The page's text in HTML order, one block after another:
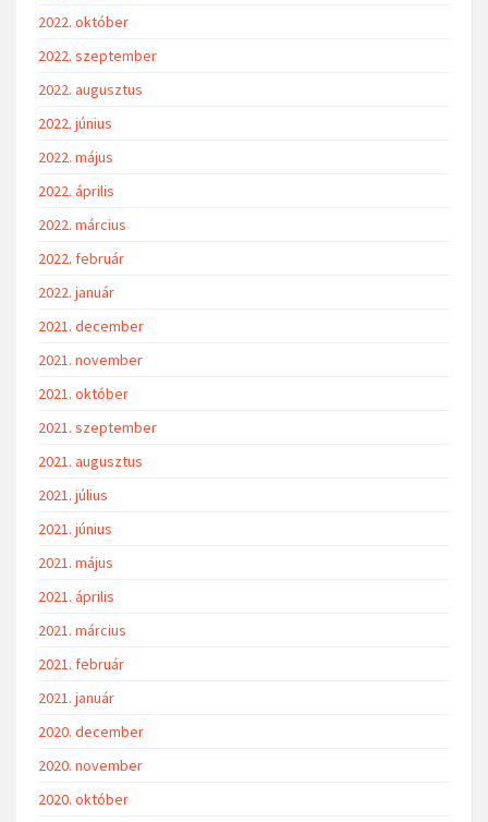
2022. október
2022. szeptember
2022. augusztus
2022. június
2022. május
2022. április
2022. március
2022. február
2022. január
2021. december
2021. november
2021. október
2021. szeptember
2021. augusztus
2021. július
2021. június
2021. május
2021. április
2021. március
2021. február
2021. január
2020. december
2020. november
2020. október